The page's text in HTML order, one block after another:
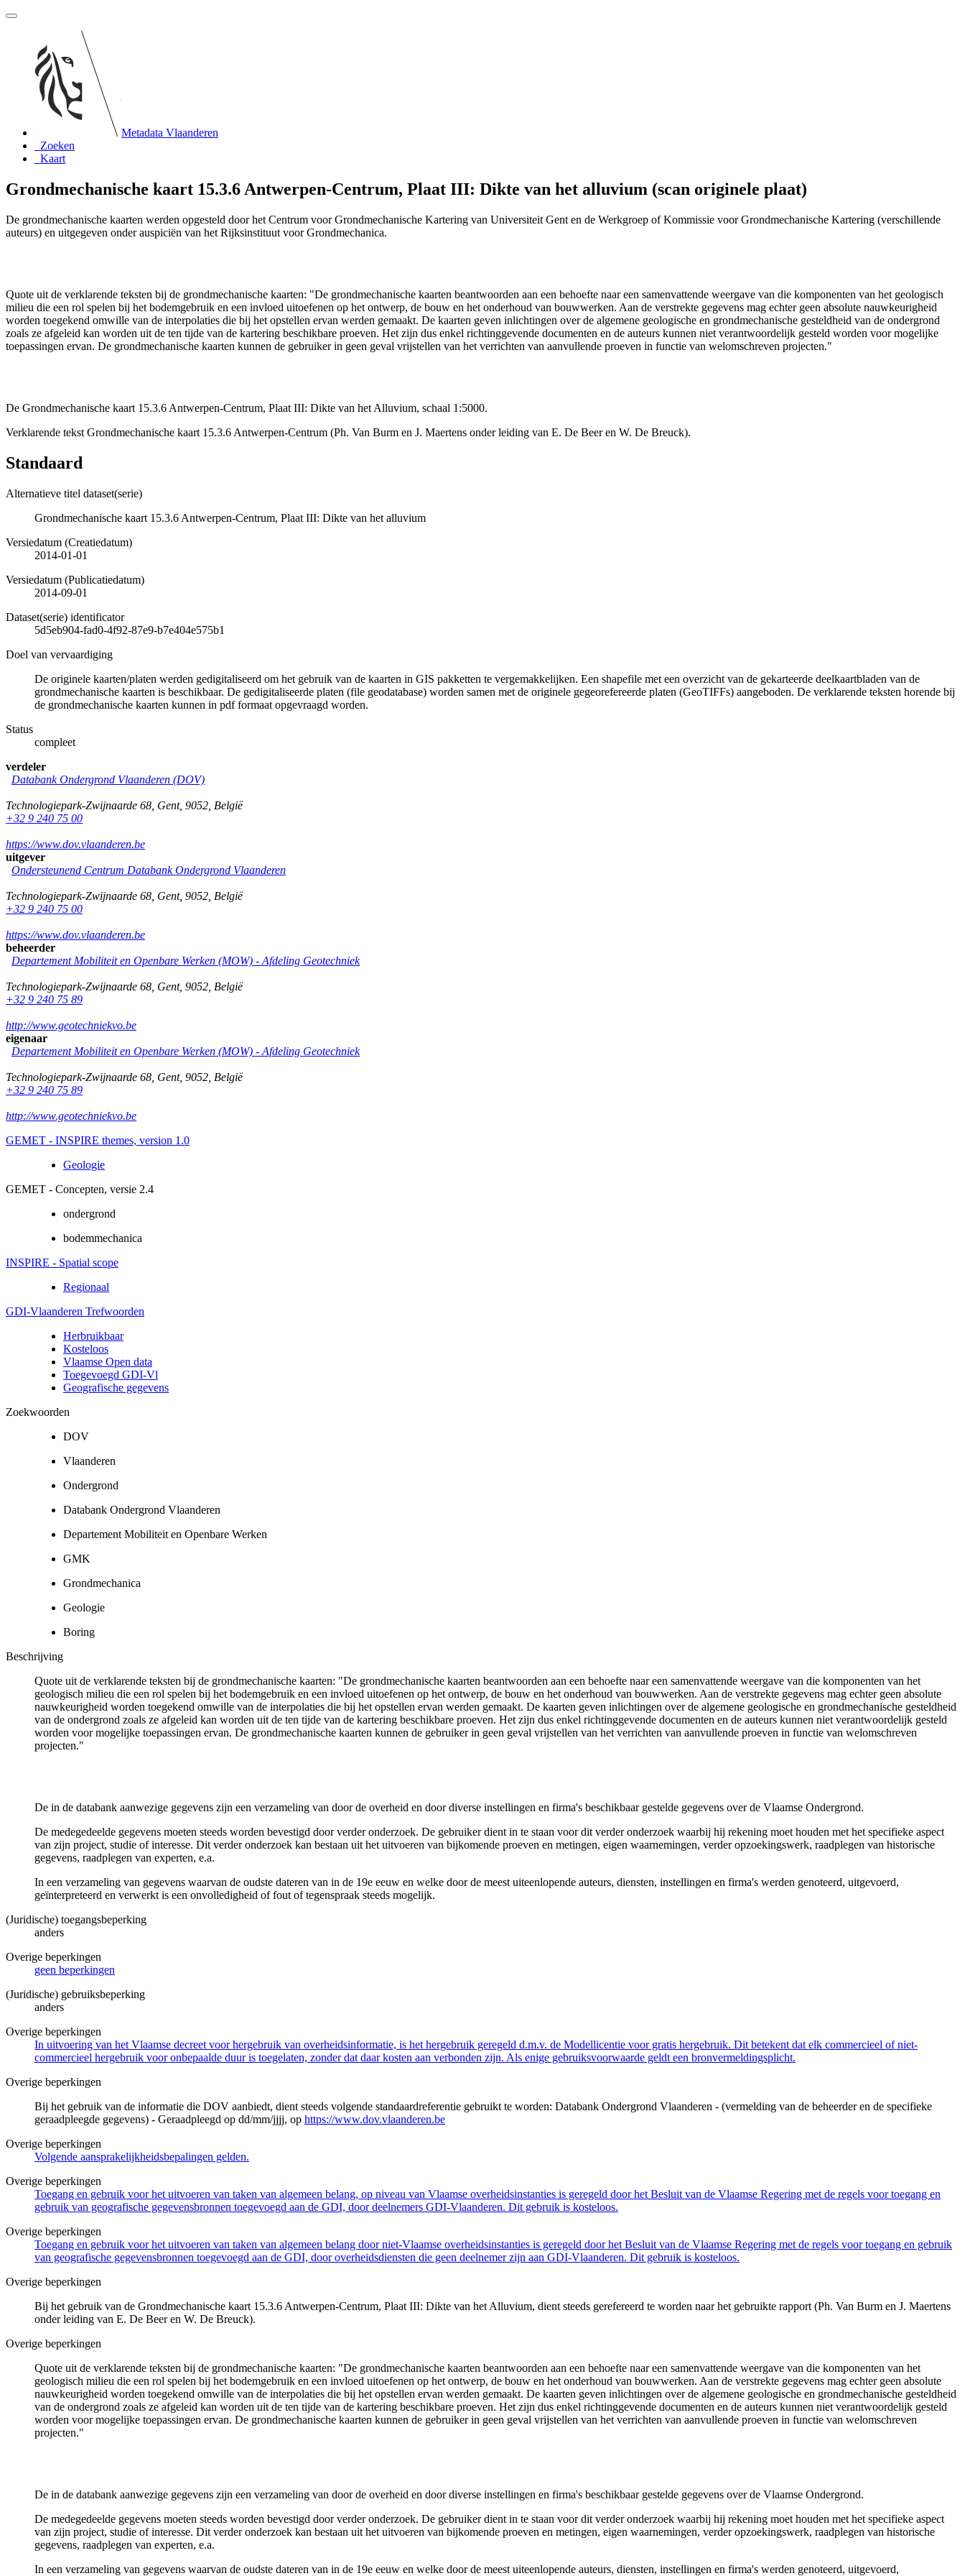
Metadata Vlaanderen
Zoeken
Kaart
Grondmechanische kaart 15.3.6 Antwerpen-Centrum, Plaat III: Dikte van het alluvium (scan originele plaat)
De grondmechanische kaarten werden opgesteld door het Centrum voor Grondmechanische Kartering van Universiteit Gent en de Werkgroep of Kommissie voor Grondmechanische Kartering (verschillende
auteurs) en uitgegeven onder auspiciën van het Rijksinstituut voor Grondmechanica.
Quote uit de verklarende teksten bij de grondmechanische kaarten: "De grondmechanische kaarten beantwoorden aan een behoefte naar een samenvattende weergave van die komponenten van het geologisch
milieu die een rol spelen bij het bodemgebruik en een invloed uitoefenen op het ontwerp, de bouw en het onderhoud van bouwwerken. Aan de verstrekte gegevens mag echter geen absolute nauwkeurigheid
worden toegekend omwille van de interpolaties die bij het opstellen ervan werden gemaakt. De kaarten geven inlichtingen over de algemene geologische en grondmechanische gesteldheid van de ondergrond
zoals ze afgeleid kan worden uit de ten tijde van de kartering beschikbare proeven. Het zijn dus enkel richtinggevende documenten en de auteurs kunnen niet verantwoordelijk gesteld worden voor mogelijke
toepassingen ervan. De grondmechanische kaarten kunnen de gebruiker in geen geval vrijstellen van het verrichten van aanvullende proeven in functie van welomschreven projecten."
De Grondmechanische kaart 15.3.6 Antwerpen-Centrum, Plaat III: Dikte van het Alluvium, schaal 1:5000.
Verklarende tekst Grondmechanische kaart 15.3.6 Antwerpen-Centrum (Ph. Van Burm en J. Maertens onder leiding van E. De Beer en W. De Breuck).
Standaard
Alternatieve titel dataset(serie)
Grondmechanische kaart 15.3.6 Antwerpen-Centrum, Plaat III: Dikte van het alluvium
Versiedatum (Creatiedatum)
2014-01-01
Versiedatum (Publicatiedatum)
2014-09-01
Dataset(serie) identificator
5d5eb904-fad0-4f92-87e9-b7e404e575b1
Doel van vervaardiging
De originele kaarten/platen werden gedigitaliseerd om het gebruik van de kaarten in GIS pakketten te vergemakkelijken. Een shapefile met een overzicht van de gekarteerde deelkaartbladen van de
grondmechanische kaarten is beschikbaar. De gedigitaliseerde platen (file geodatabase) worden samen met de originele gegeorefereerde platen (GeoTIFFs) aangeboden. De verklarende teksten horende bij
de grondmechanische kaarten kunnen in pdf formaat opgevraagd worden.
Status
compleet
verdeler
Databank Ondergrond Vlaanderen (DOV)
Technologiepark-Zwijnaarde 68 Gent, 9052 België
+32 9 240 75 00
https://www.dov.vlaanderen.be
uitgever
Ondersteunend Centrum Databank Ondergrond Vlaanderen
Technologiepark-Zwijnaarde 68 Gent, 9052 België
+32 9 240 75 00
https://www.dov.vlaanderen.be
beheerder
Departement Mobiliteit en Openbare Werken (MOW) - Afdeling Geotechniek
Technologiepark-Zwijnaarde 68 Gent, 9052 België
+32 9 240 75 89
http://www.geotechniekvo.be
eigenaar
Departement Mobiliteit en Openbare Werken (MOW) - Afdeling Geotechniek
Technologiepark-Zwijnaarde 68 Gent, 9052 België
+32 9 240 75 89
http://www.geotechniekvo.be
GEMET - INSPIRE themes, version 1.0
Geologie
GEMET - Concepten, versie 2.4
ondergrond
bodemmechanica
INSPIRE - Spatial scope
Regionaal
GDI-Vlaanderen Trefwoorden
Herbruikbaar
Kosteloos
Vlaamse Open data
Toegevoegd GDI-Vl
Geografische gegevens
Zoekwoorden
DOV
Vlaanderen
Ondergrond
Databank Ondergrond Vlaanderen
Departement Mobiliteit en Openbare Werken
GMK
Grondmechanica
Geologie
Boring
Beschrijving
Quote uit de verklarende teksten bij de grondmechanische kaarten: "De grondmechanische kaarten beantwoorden aan een behoefte naar een samenvattende weergave van die komponenten van het
geologisch milieu die een rol spelen bij het bodemgebruik en een invloed uitoefenen op het ontwerp, de bouw en het onderhoud van bouwwerken. Aan de verstrekte gegevens mag echter geen absolute
nauwkeurigheid worden toegekend omwille van de interpolaties die bij het opstellen ervan werden gemaakt. De kaarten geven inlichtingen over de algemene geologische en grondmechanische gesteldheid
van de ondergrond zoals ze afgeleid kan worden uit de ten tijde van de kartering beschikbare proeven. Het zijn dus enkel richtinggevende documenten en de auteurs kunnen niet verantwoordelijk gesteld
worden voor mogelijke toepassingen ervan. De grondmechanische kaarten kunnen de gebruiker in geen geval vrijstellen van het verrichten van aanvullende proeven in functie van welomschreven
projecten."
De in de databank aanwezige gegevens zijn een verzameling van door de overheid en door diverse instellingen en firma's beschikbaar gestelde gegevens over de Vlaamse Ondergrond.
De medegedeelde gegevens moeten steeds worden bevestigd door verder onderzoek. De gebruiker dient in te staan voor dit verder onderzoek waarbij hij rekening moet houden met het specifieke aspect
van zijn project, studie of interesse. Dit verder onderzoek kan bestaan uit het uitvoeren van bijkomende proeven en metingen, eigen waarnemingen, verder opzoekingswerk, raadplegen van historische
gegevens, raadplegen van experten, e.a.
In een verzameling van gegevens waarvan de oudste dateren van in de 19e eeuw en welke door de meest uiteenlopende auteurs, diensten, instellingen en firma's werden genoteerd, uitgevoerd,
geïnterpreteerd en verwerkt is een onvolledigheid of fout of tegenspraak steeds mogelijk.
(Juridische) toegangsbeperking
anders
Overige beperkingen
geen beperkingen
(Juridische) gebruiksbeperking
anders
Overige beperkingen
In uitvoering van het Vlaamse decreet voor hergebruik van overheidsinformatie, is het hergebruik geregeld d.m.v. de Modellicentie voor gratis hergebruik. Dit betekent dat elk commercieel of niet-
commercieel hergebruik voor onbepaalde duur is toegelaten, zonder dat daar kosten aan verbonden zijn. Als enige gebruiksvoorwaarde geldt een bronvermeldingsplicht.
Overige beperkingen
Bij het gebruik van de informatie die DOV aanbiedt, dient steeds volgende standaardreferentie gebruikt te worden: Databank Ondergrond Vlaanderen - (vermelding van de beheerder en de specifieke
geraadpleegde gegevens) - Geraadpleegd op dd/mm/jjjj, op https://www.dov.vlaanderen.be
Overige beperkingen
Volgende aansprakelijkheidsbepalingen gelden.
Overige beperkingen
Toegang en gebruik voor het uitvoeren van taken van algemeen belang, op niveau van Vlaamse overheidsinstanties is geregeld door het Besluit van de Vlaamse Regering met de regels voor toegang en
gebruik van geografische gegevensbronnen toegevoegd aan de GDI, door deelnemers GDI-Vlaanderen. Dit gebruik is kosteloos.
Overige beperkingen
Toegang en gebruik voor het uitvoeren van taken van algemeen belang door niet-Vlaamse overheidsinstanties is geregeld door het Besluit van de Vlaamse Regering met de regels voor toegang en gebruik
van geografische gegevensbronnen toegevoegd aan de GDI, door overheidsdiensten die geen deelnemer zijn aan GDI-Vlaanderen. Dit gebruik is kosteloos.
Overige beperkingen
Bij het gebruik van de Grondmechanische kaart 15.3.6 Antwerpen-Centrum, Plaat III: Dikte van het Alluvium, dient steeds gerefereerd te worden naar het gebruikte rapport (Ph. Van Burm en J. Maertens
onder leiding van E. De Beer en W. De Breuck).
Overige beperkingen
Quote uit de verklarende teksten bij de grondmechanische kaarten: "De grondmechanische kaarten beantwoorden aan een behoefte naar een samenvattende weergave van die komponenten van het
geologisch milieu die een rol spelen bij het bodemgebruik en een invloed uitoefenen op het ontwerp, de bouw en het onderhoud van bouwwerken. Aan de verstrekte gegevens mag echter geen absolute
nauwkeurigheid worden toegekend omwille van de interpolaties die bij het opstellen ervan werden gemaakt. De kaarten geven inlichtingen over de algemene geologische en grondmechanische gesteldheid
van de ondergrond zoals ze afgeleid kan worden uit de ten tijde van de kartering beschikbare proeven. Het zijn dus enkel richtinggevende documenten en de auteurs kunnen niet verantwoordelijk gesteld
worden voor mogelijke toepassingen ervan. De grondmechanische kaarten kunnen de gebruiker in geen geval vrijstellen van het verrichten van aanvullende proeven in functie van welomschreven
projecten."
De in de databank aanwezige gegevens zijn een verzameling van door de overheid en door diverse instellingen en firma's beschikbaar gestelde gegevens over de Vlaamse Ondergrond.
De medegedeelde gegevens moeten steeds worden bevestigd door verder onderzoek. De gebruiker dient in te staan voor dit verder onderzoek waarbij hij rekening moet houden met het specifieke aspect
van zijn project, studie of interesse. Dit verder onderzoek kan bestaan uit het uitvoeren van bijkomende proeven en metingen, eigen waarnemingen, verder opzoekingswerk, raadplegen van historische
gegevens, raadplegen van experten, e.a.
In een verzameling van gegevens waarvan de oudste dateren van in de 19e eeuw en welke door de meest uiteenlopende auteurs, diensten, instellingen en firma's werden genoteerd, uitgevoerd,